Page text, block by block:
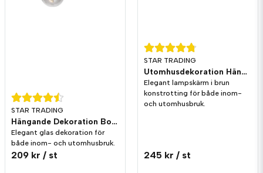
STAR TRADING
Hängande Dekoration Bowl Klar Batteri
Elegant glas dekoration för
både inom- och utomhusbruk.
209 kr / st
STAR TRADING
Utomhusdekoration Hängande Twine Brun IP44
Elegant lampskärm i brun
konstrotting för både inom-
och utomhusbruk.
245 kr / st